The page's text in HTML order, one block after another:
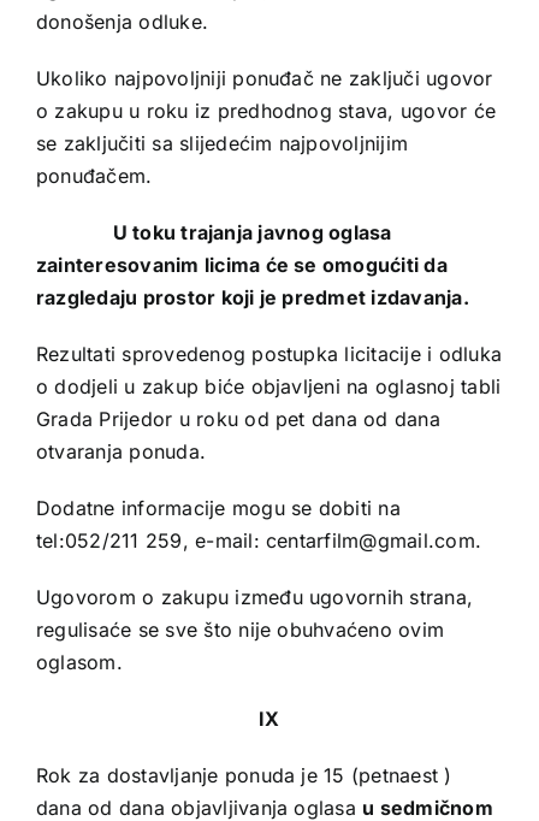
donošenja odluke.
Ukoliko najpovoljniji ponuđač ne zaključi ugovor
o zakupu u roku iz predhodnog stava, ugovor će
se zaključiti sa slijedećim najpovoljnijim
ponuđačem.
U toku trajanja javnog oglasa
zainteresovanim licima će se omogućiti da
razgledaju prostor koji je predmet izdavanja.
Rezultati sprovedenog postupka licitacije i odluka
o dodjeli u zakup biće objavljeni na oglasnoj tabli
Grada Prijedor u roku od pet dana od dana
otvaranja ponuda.
Dodatne informacije mogu se dobiti na
tel:052/211 259, e-mail: centarfilm@gmail.com.
Ugovorom o zakupu između ugovornih strana,
regulisaće se sve što nije obuhvaćeno ovim
oglasom.
IX
Rok za dostavljanje ponuda je 15 (petnaest )
dana od dana objavljivanja oglasa u sedmičnom